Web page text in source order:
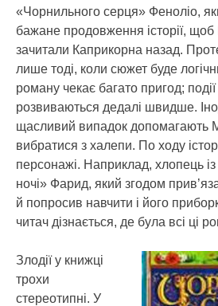
«Чорнильного серця» Феноліо,
бажане продовження історії, щоб
зачитали Каприкорна назад.
лише тоді, коли сюжет буде
роману чекає багато пригод;
розвиваються дедалі швидше.
щасливий випадок допомагають
вибратися з халепи. По ходу
персонажі. Наприклад, хлопець із
ночі» Фарид, який згодом
й попросив навчити і його
читач дізнається, де була всі ці
Злодії у книжці
трохи
стереотипні. У